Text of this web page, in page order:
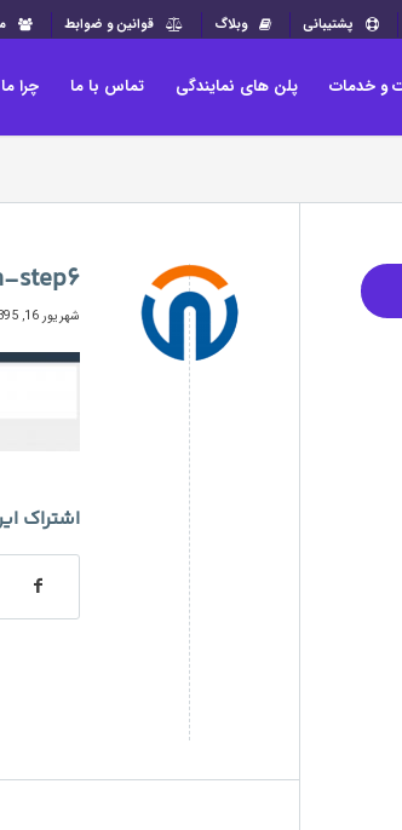
پشتیبانی وبلاگ قوانین و ضوابط
و خدمات پلن های نمایندگی تماس با ما چرا
step6
شهریور 16, 1395
اشتراک